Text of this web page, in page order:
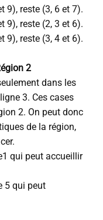
9), reste (3, 6 et 7).
9), reste (2, 3 et 6).
9), reste (3, 4 et 6).
2
dans les
3. Ces cases
2. On peut donc
de la région,
qui peut accueillir
5 qui peut